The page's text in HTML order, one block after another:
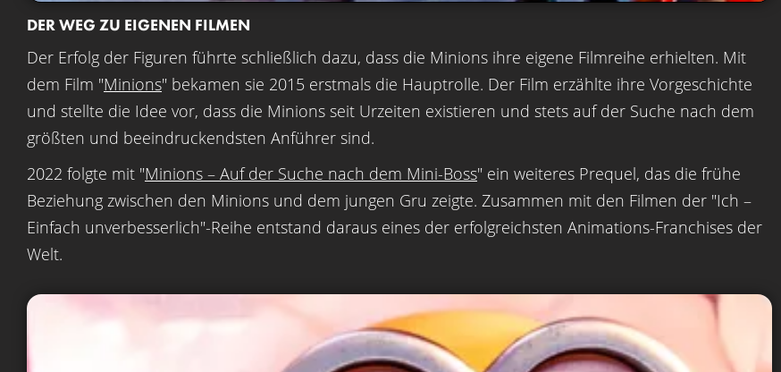
DER WEG ZU EIGENEN FILMEN
Der Erfolg der Figuren führte schließlich dazu, dass die Minions ihre eigene Filmreihe erhielten. Mit
dem Film "Minions" bekamen sie 2015 erstmals die Hauptrolle. Der Film erzählte ihre Vorgeschichte
und stellte die Idee vor, dass die Minions seit Urzeiten existieren und stets auf der Suche nach dem
größten und beeindruckendsten Anführer sind.
2022 folgte mit "Minions – Auf der Suche nach dem Mini-Boss" ein weiteres Prequel, das die frühe
Beziehung zwischen den Minions und dem jungen Gru zeigte. Zusammen mit den Filmen der "Ich –
Einfach unverbesserlich"-Reihe entstand daraus eines der erfolgreichsten Animations-Franchises der
Welt.